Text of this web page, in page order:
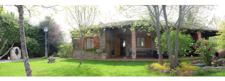
Publicar tu espacio